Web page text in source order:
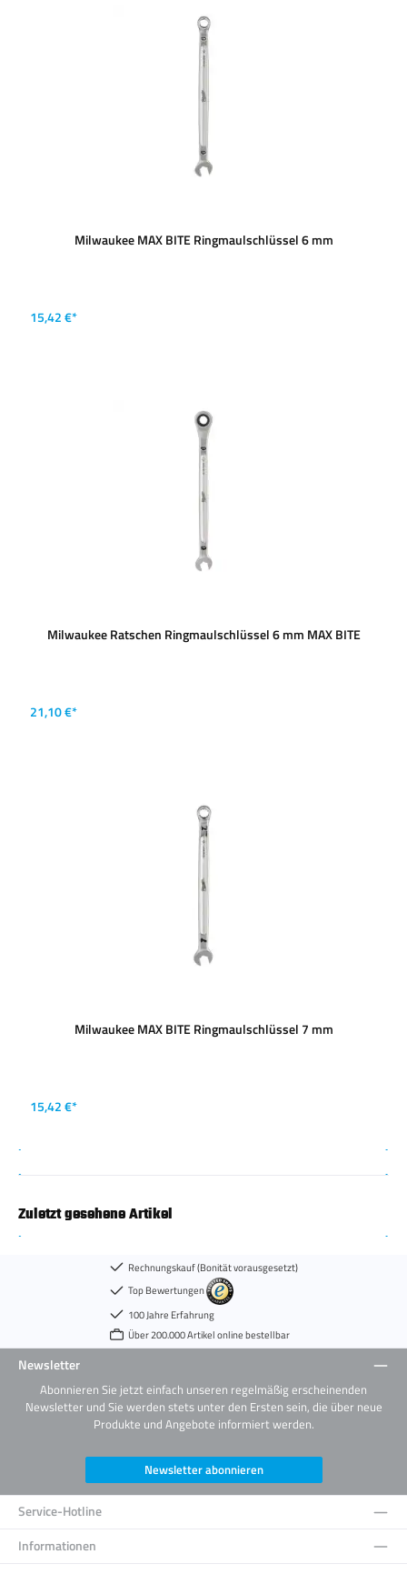
Milwaukee MAX BITE Ringmaulschlüssel 6 mm
15,42 €*
Milwaukee Ratschen Ringmaulschlüssel 6 mm MAX BITE
21,10 €*
Milwaukee MAX BITE Ringmaulschlüssel 7 mm
15,42 €*
Zuletzt gesehene Artikel
Rechnungskauf (Bonität vorausgesetzt)
Top Bewertungen
100 Jahre Erfahrung
Über 200.000 Artikel online bestellbar
Newsletter
Abonnieren Sie jetzt einfach unseren regelmäßig erscheinenden
Newsletter und Sie werden stets unter den Ersten sein, die über neue
Produkte und Angebote informiert werden.
Newsletter abonnieren
Service-Hotline
Informationen